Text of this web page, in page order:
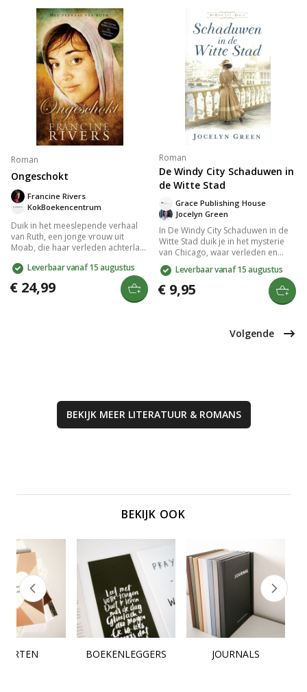
roman van Ted Dekker.
bijbelstudie en gespreksvragen
Roman
Ongeschokt
KokBoekencentrum
Francine Rivers
Duik in het meeslepende verhaal
van Ruth, een jonge vrouw uit
Moab, die haar verleden achterlaat
Topauteur Francine Rivers brengt
haar zoektocht naar liefde en
geloof indrukwekkend tot leven,
Leverbaar vanaf 15 augustus
€ 24,99
Roman
De Windy City Schaduwen in
de Witte Stad
Jocelyn Green
Grace Publishing House
In De Windy City Schaduwen in de
Witte Stad duik je in het mysterie
van Chicago, waar verleden en
heden samenkomen. De
protagonist wordt verwikkeld in
een web van intriges en verborgen
waarheden. Deze meeslepende
onverwachte wendingen en
intrigerende personages. Een
Leverbaar vanaf 15 augustus
€ 9,95
Volgende
BEKIJK MEER LITERATUUR & ROMANS
BEKIJK OOK
BOEKENLEGGERS JOURNALS